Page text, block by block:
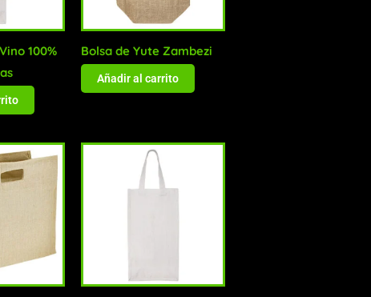
100%
Bolsa de Yute Zambezi
Añadir al carrito